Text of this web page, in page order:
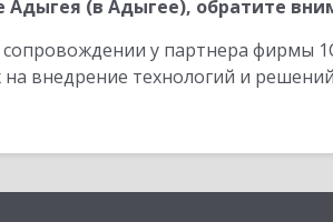
(в Адыгее), обратите
у партнера фирмы
внедрение технологий и